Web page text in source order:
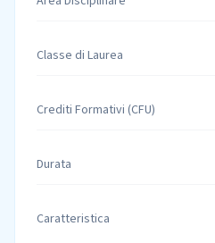
Classe di Laurea
Crediti Formativi (CFU)
Durata
Caratteristica